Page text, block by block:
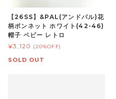
【26SS】&PAL(アンドパル)花
柄ボンネット ホワイト(42-46)
帽子 ベビー レトロ
¥3,120 (20%OFF)
SOLD OUT